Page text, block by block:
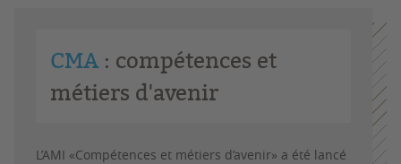
CMA : compétences et
métiers d'avenir
L’AMI «Compétences et métiers d’avenir» a été lancé